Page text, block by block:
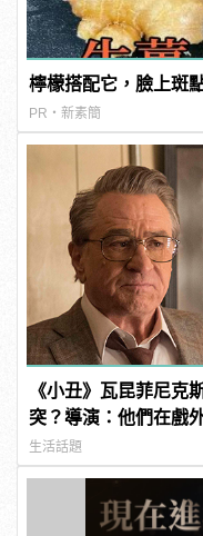
檸檬搭配它，臉上斑
PR・新素簡
《小丑》瓦昆菲尼克
突？導演：他們在戲
生活話題